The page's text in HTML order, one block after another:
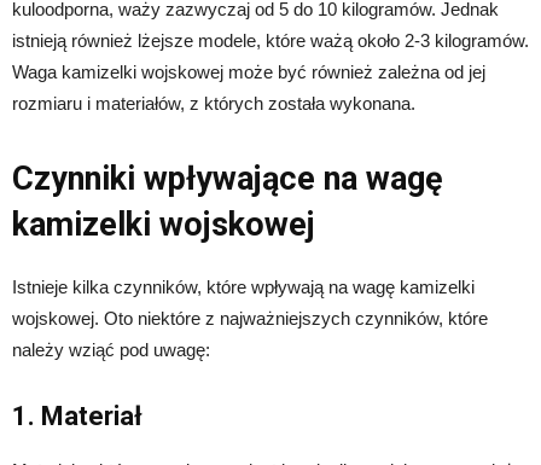
kuloodporna, waży zazwyczaj od 5 do 10 kilogramów. Jednak
istnieją również lżejsze modele, które ważą około 2-3 kilogramów.
Waga kamizelki wojskowej może być również zależna od jej
rozmiaru i materiałów, z których została wykonana.
Czynniki wpływające na wagę
kamizelki wojskowej
Istnieje kilka czynników, które wpływają na wagę kamizelki
wojskowej. Oto niektóre z najważniejszych czynników, które
należy wziąć pod uwagę:
1. Materiał